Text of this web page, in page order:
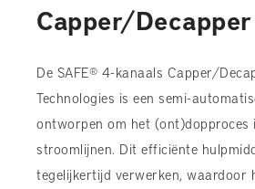
Capper/Decapper
De SAFE® 4-kanaals Capper/
Technologies is een semi-
ontworpen om het
stroomlijnen. Dit efficiënte
tegelijkertijd verwerken, waardoor